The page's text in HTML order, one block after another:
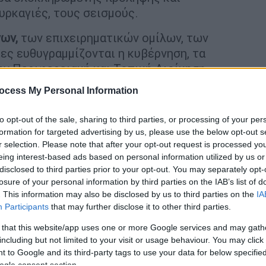
My Personal Information
opt-out of the sale, sharing to third parties, or processing of your
for targeted advertising by us, please use the below opt-out
selection. Please note that after your opt-out request is processed
interest-based ads based on personal information utilized by us
to third parties prior to your opt-out. You may separately
of your personal information by third parties on the IAB’s list of
This information may also be disclosed by us to third parties on the
Participants that may further disclose it to other third parties.
that this website/app uses one or more Google services and may
but not limited to your visit or usage behaviour. You may
to Google and its third-party tags to use your data for below
τους σεισμούς.
των επιχειρηματικών ομίλων, των
ευθυγραμμίζονται η κυβέρνηση, τα
Περιφερειακή και Τοπική Διοίκηση,
αγανάκτηση. Ο εργαζόμενος, ο άνεργος,
καθημερινά αντιμετωπίζει τα αδιέξοδα
την επιλογή να στηρίξει την άλλη
το εκφράσει αποφασιστικά με την ψήφο
όσα έγιναν αυτά τα τέσσερα χρόνια, οι
τραυμάτισαν αυτή την πόλη και
Να μπουν σε πρώτο πλάνο οι
και όχι οι διευκολύνσεις